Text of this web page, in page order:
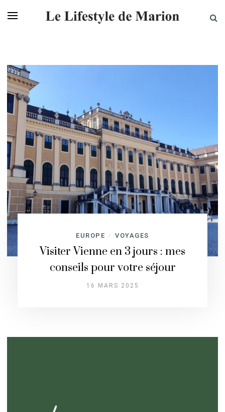
EUROPE / VOYAGES
Visiter Vienne en 3 jours : mes
conseils pour votre séjour
16 MARS 2025